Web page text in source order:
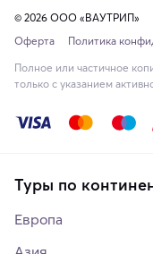
© 2026 ООО «ВАУТРИП»
Оферта
Политика
Полное или частичное
только с указанием
Туры по
Европа